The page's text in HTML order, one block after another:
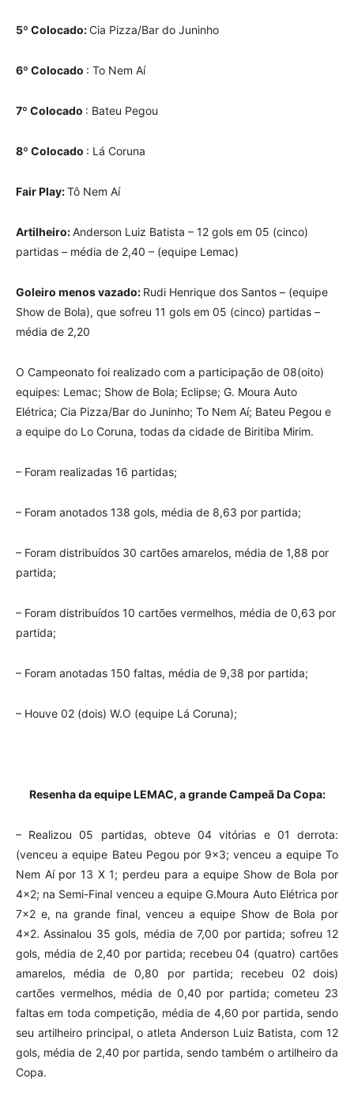
5º Colocado:Cia Pizza/Bar do Juninho
6º Colocado : To Nem Aí
7º Colocado : Bateu Pegou
8º Colocado : Lá Coruna
Fair Play:Tô Nem Aí
Artilheiro:Anderson Luiz Batista – 12 gols em 05 (cinco)
partidas – média de 2,40 – (equipe Lemac)
Goleiro menos vazado: Rudi Henrique dos Santos – (equipe
Show de Bola), que sofreu 11 gols em 05 (cinco) partidas –
média de 2,20
O Campeonato foi realizado com a participação de 08(oito)
equipes: Lemac; Show de Bola; Eclipse; G. Moura Auto
Elétrica; Cia Pizza/Bar do Juninho; To Nem Aí; Bateu Pegou e
a equipe do Lo Coruna, todas da cidade de Biritiba Mirim.
– Foram realizadas 16 partidas;
– Foram anotados 138 gols, média de 8,63 por partida;
– Foram distribuídos 30 cartões amarelos, média de 1,88 por
partida;
– Foram distribuídos 10 cartões vermelhos, média de 0,63 por
partida;
– Foram anotadas 150 faltas, média de 9,38 por partida;
– Houve 02 (dois) W.O (equipe Lá Coruna);
Resenha da equipe LEMAC, a grande Campeã Da Copa:
– Realizou 05 partidas, obteve 04 vitórias e 01 derrota:
(venceu a equipe Bateu Pegou por 9×3; venceu a equipe To
Nem Aí por 13 X 1; perdeu para a equipe Show de Bola por
4×2; na Semi-Final venceu a equipe G.Moura Auto Elétrica por
7×2 e, na grande final, venceu a equipe Show de Bola por
4×2. Assinalou 35 gols, média de 7,00 por partida; sofreu 12
gols, média de 2,40 por partida; recebeu 04 (quatro) cartões
amarelos, média de 0,80 por partida; recebeu 02 dois)
cartões vermelhos, média de 0,40 por partida; cometeu 23
faltas em toda competição, média de 4,60 por partida, sendo
seu artilheiro principal, o atleta Anderson Luiz Batista, com 12
gols, média de 2,40 por partida, sendo também o artilheiro da
Copa.